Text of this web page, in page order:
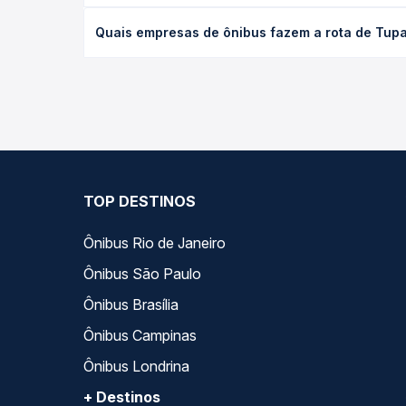
antecedência da compra. Na Quero Passagem
Quais empresas de ônibus fazem a rota de
TOP DESTINOS
Ônibus Rio de Janeiro
Ônibus São Paulo
Ônibus Brasília
Ônibus Campinas
Ônibus Londrina
+ Destinos